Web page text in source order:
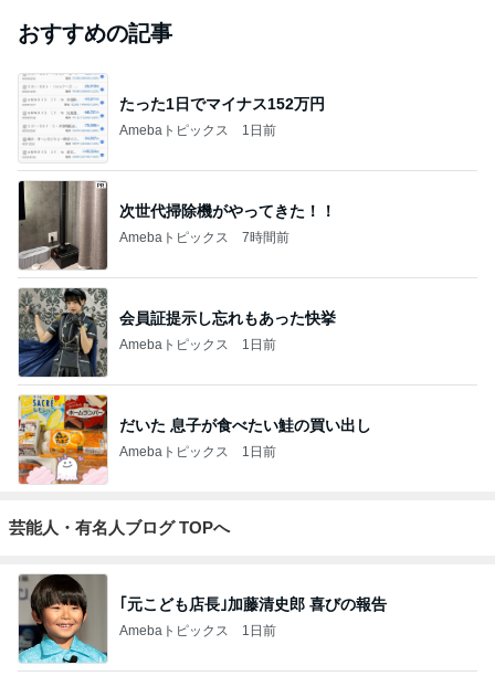
おすすめの記事
たった1日でマイナス152万円
Amebaトピックス 1日前
次世代掃除機がやってきた！！
Amebaトピックス 7時間前
会員証提示し忘れもあった快挙
Amebaトピックス 1日前
だいた 息子が食べたい鮭の買い出し
Amebaトピックス 1日前
芸能人・有名人ブログ TOPへ
｢元こども店長｣加藤清史郎 喜びの報告
Amebaトピックス 1日前